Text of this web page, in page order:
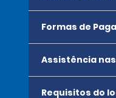
Formas de
Assistência
Requisitos do